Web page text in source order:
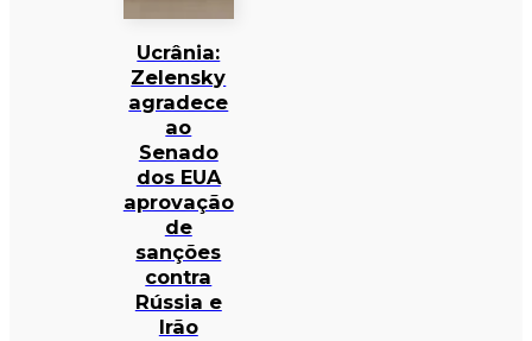
Ucrânia:
Zelensky
agradece
ao
Senado
dos EUA
aprovação
de
sanções
contra
Rússia e
Irão